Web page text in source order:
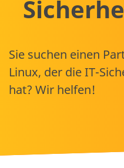
Sie suchen einen
Linux, der die IT-
hat? Wir helfen!